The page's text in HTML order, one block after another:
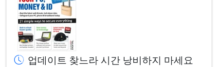
업데이트 찾느라 시간 낭비하지 마세요